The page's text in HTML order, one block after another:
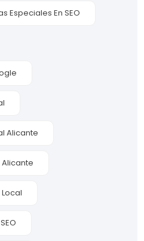
Especiales En SEO
Alicante
Alicante